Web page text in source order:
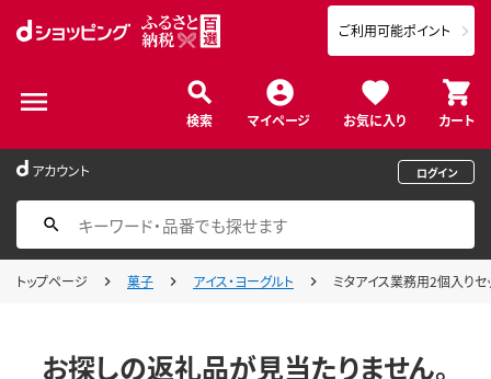
検索 マイページ お気に入り カート
ご利用可能ポイント
アカウント ログイン
トップページ 菓子 アイス・ヨーグルト ミタアイス業務用2個入り
お探しの返礼品が見当たりません。